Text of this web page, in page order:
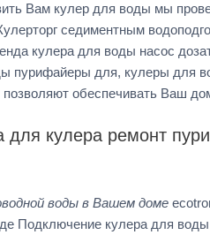
Вам кулер для воды мы
седиментным
кулера для воды насос
пурифайеры для, кулеры для
обеспечивать Ваш
кулера ремонт
воды в Вашем доме
Подключение кулера для